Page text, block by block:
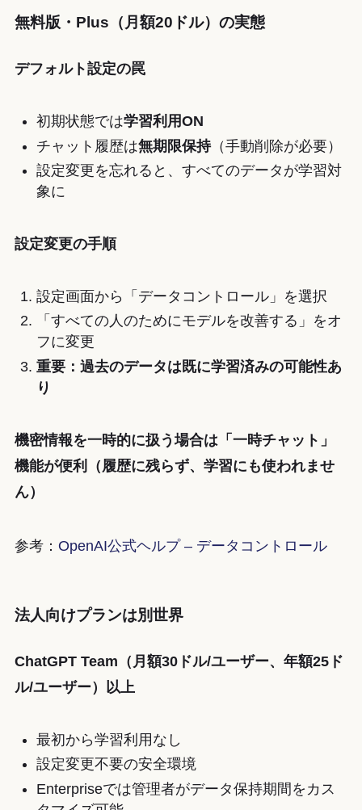
無料版・Plus（月額20ドル）の実態
デフォルト設定の罠
初期状態では学習利用ON
チャット履歴は無期限保持（手動削除が必要）
設定変更を忘れると、すべてのデータが学習対
象に
設定変更の手順
設定画面から「データコントロール」を選択
「すべての人のためにモデルを改善する」をオ
フに変更
重要：過去のデータは既に学習済みの可能性あ
り
機密情報を一時的に扱う場合は「一時チャット」
機能が便利（履歴に残らず、学習にも使われませ
ん）
参考： OpenAI公式ヘルプ – データコントロール
法人向けプランは別世界
ChatGPT Team（月額30ドル/ユーザー、年額25ド
ル/ユーザー）以上
最初から学習利用なし
設定変更不要の安全環境
Enterpriseでは管理者がデータ保持期間をカス